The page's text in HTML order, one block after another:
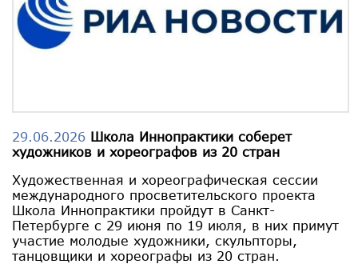
29.06.2026 Школа Иннопрактики соберет
художников и хореографов из 20 стран
Художественная и хореографическая сессии
международного просветительского проекта
Школа Иннопрактики пройдут в Санкт-
Петербурге с 29 июня по 19 июля, в них примут
участие молодые художники, скульпторы,
танцовщики и хореографы из 20 стран.